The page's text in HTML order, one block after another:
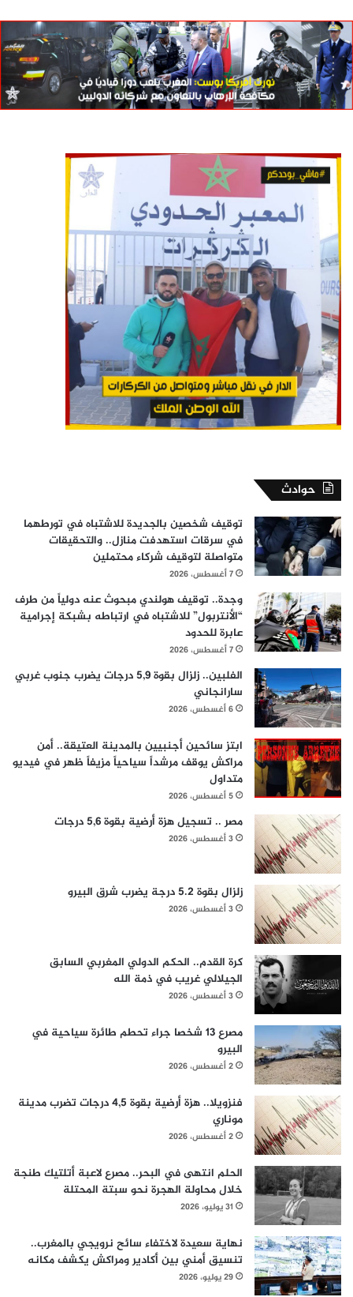
حوادث
توقيف شخصين بالجديدة للاشتباه في تورطهما
في سرقات استهدفت منازل.. والتحقيقات
متواصلة لتوقيف شركاء محتملين
7 أغسطس، 2026
وجدة.. توقيف هولندي مبحوث عنه دولياً من طرف
“الأنتربول” للاشتباه في ارتباطه بشبكة إجرامية
عابرة للحدود
7 أغسطس، 2026
الفلبين.. زلزال بقوة 5,9 درجات يضرب جنوب غربي
سارانجاني
6 أغسطس، 2026
ابتز سائحين أجنبيين بالمدينة العتيقة.. أمن
مراكش يوقف مرشداً سياحياً مزيفاً ظهر في فيديو
متداول
5 أغسطس، 2026
مصر .. تسجيل هزة أرضية بقوة 5,6 درجات
3 أغسطس، 2026
زلزال بقوة 5.2 درجة يضرب شرق البيرو
3 أغسطس، 2026
كرة القدم.. الحكم الدولي المغربي السابق
الجيلالي غريب في ذمة الله
3 أغسطس، 2026
مصرع 13 شخصا جراء تحطم طائرة سياحية في
البيرو
2 أغسطس، 2026
فنزويلا.. هزة أرضية بقوة 4,5 درجات تضرب مدينة
موناري
2 أغسطس، 2026
الحلم انتهى في البحر.. مصرع لاعبة أتلتيك طنجة
خلال محاولة الهجرة نحو سبتة المحتلة
31 يوليو، 2026
نهاية سعيدة لاختفاء سائح نرويجي بالمغرب..
تنسيق أمني بين أكادير ومراكش يكشف مكانه
29 يوليو، 2026